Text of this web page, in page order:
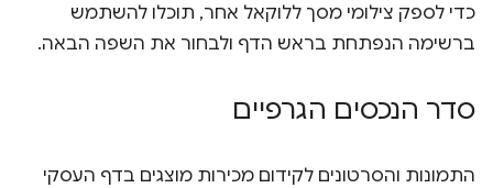
כדי לספק צילומי מסך ללוקאל אחר, תוכלו להשתמש
ברשימה הנפתחת בראש הדף ולבחור את השפה הבאה.
סדר הנכסים הגרפיים
התמונות והסרטונים לקידום מכירות מוצגים בדף העסקי